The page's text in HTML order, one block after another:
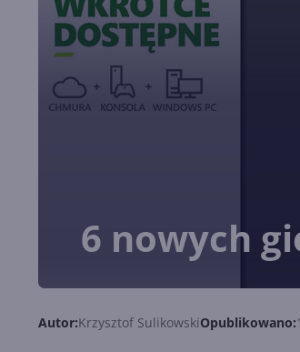
6 nowych
Autor:Krzysztof SulikowskiOpublikowano: